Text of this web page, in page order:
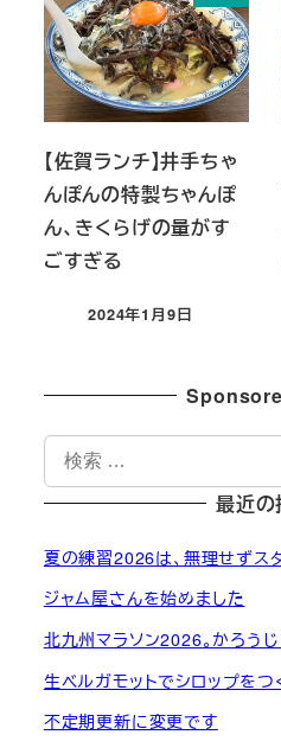
【佐賀ランチ】井手ちゃ
んぽんの特製ちゃんぽ
ん、きくらげの量がす
ごすぎる
投稿日
2024年1月9日
検
索
最近の
夏の練習2026は、無理せずス
ジャム屋さんを始めました
北九州マラソン2026。かろう
生ベルガモットでシロップをつ
不定期更新に変更です